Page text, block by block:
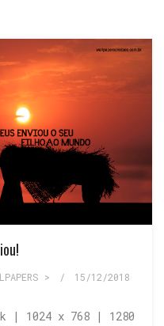
> / 15/12/2018
| 1024 x 768 | 1280